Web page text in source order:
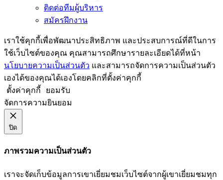
ติดต่อทีมผู้บริหาร
สมัครฝึกงาน
เราใช้คุกกี้เพื่อพัฒนาประสิทธิภาพ และประสบการณ์ที่ดีในการ
ใช้เว็บไซต์ของคุณ คุณสามารถศึกษารายละเอียดได้ที่หน้า
นโยบายความเป็นส่วนตัว และสามารถจัดการความเป็นส่วนตัว
เองได้ของคุณได้เองโดยคลิกที่ตั้งค่าคุกกี้
ตั้งค่าคุกกี้
ยอมรับ
จัดการความยินยอม
ปิด
ภาพรวมความเป็นส่วนตัว
เราจะจัดเก็บข้อมูลการเขาเยี่ยมชมเว็บไซต์จากผู้เขาเยี่ยมชมทุก